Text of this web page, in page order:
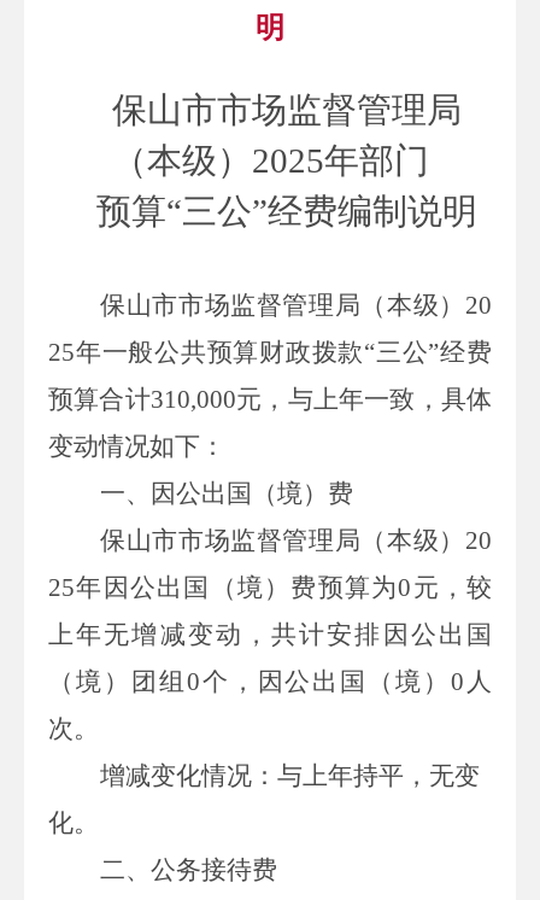
明
保山市市场监督管理局
（本级） 2025年部门
预算“三公”经费编制说明
保山市市场监督管理局（本级） 20
25年一般公共预算财政拨款“三公”经费
预算合计310,000元 ， 与上年一致 ，具体
变动情况如下：
一、
因公出国（境）费
保山市市场监督管理局（本级） 20
25年因公出国（境）费预算为0元 ，较
上年无增减变动 ，共计安排因公出国
（境）团组 0个，因公出国（境）0 人
次。
增减变化情况： 与上年持平， 无变
化。
二、 公务接待费